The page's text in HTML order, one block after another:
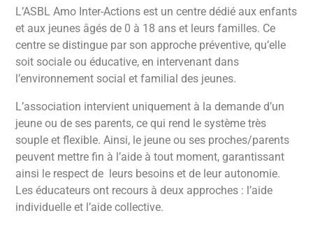
L’ASBL Amo Inter-Actions est un centre dédié aux enfants
et aux jeunes âgés de 0 à 18 ans et leurs familles. Ce
centre se distingue par son approche préventive, qu’elle
soit sociale ou éducative, en intervenant dans
l’environnement social et familial des jeunes.
L’association intervient uniquement à la demande d’un
jeune ou de ses parents, ce qui rend le système très
souple et flexible. Ainsi, le jeune ou ses proches/parents
peuvent mettre fin à l’aide à tout moment, garantissant
ainsi le respect de leurs besoins et de leur autonomie.
Les éducateurs ont recours à deux approches : l’aide
individuelle et l’aide collective.